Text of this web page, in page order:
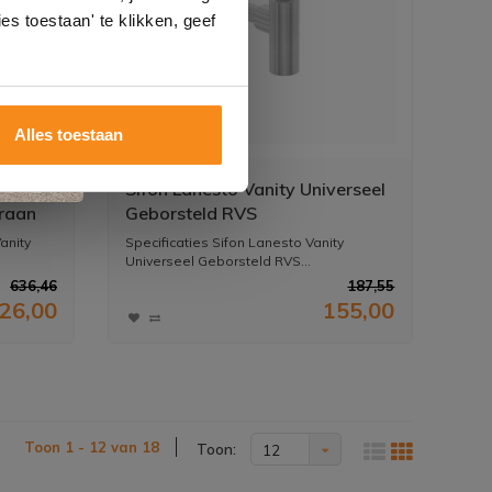
toestaan' te klikken, geef
Alles toestaan
636,46
Sifon Lanesto Vanity Universeel
Geborsteld RVS
Specificaties Sifon Lanesto Vanity
Universeel Geborsteld RVS...
187,55
155,00
Toon 1 - 12 van 18 Toon: 12